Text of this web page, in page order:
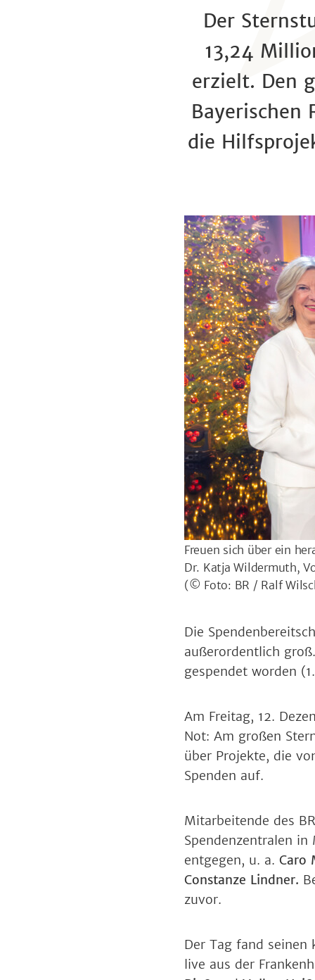
Der
13,24
erzielt. Den
Bayerischen
die
Freuen sich über ein
Dr. Katja Wildermuth,
(© Foto: BR / Ralf
Die
außerordentlich
gespendet worden
Am Freitag, 12.
Not: Am großen
über Projekte, die
Spenden auf.
Mitarbeitende des
Spendenzentralen
entgegen, u. a. Caro
Constanze Lindner.
zuvor.
Der Tag fand
live aus der